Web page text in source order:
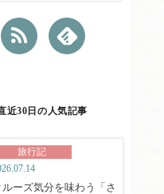
近30日の人気記事
旅行記
ルーズ気分を味わう「さ